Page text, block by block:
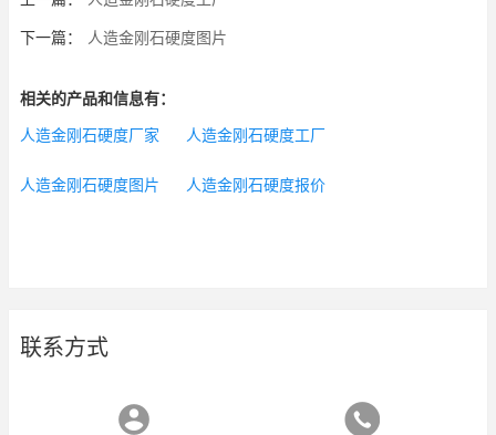
下一篇： 人造金刚石硬度图片
相关的产品和信息有：
人造金刚石硬度厂家 人造金刚石硬度工厂
人造金刚石硬度图片 人造金刚石硬度报价
联系方式